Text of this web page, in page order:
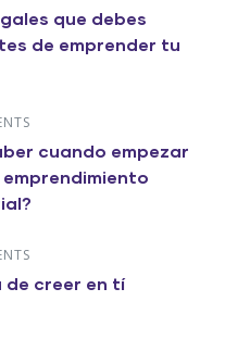
que debes
de emprender tu
cuando empezar
de creer en tí